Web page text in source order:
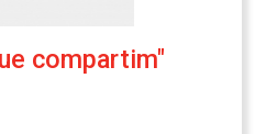
compartim"